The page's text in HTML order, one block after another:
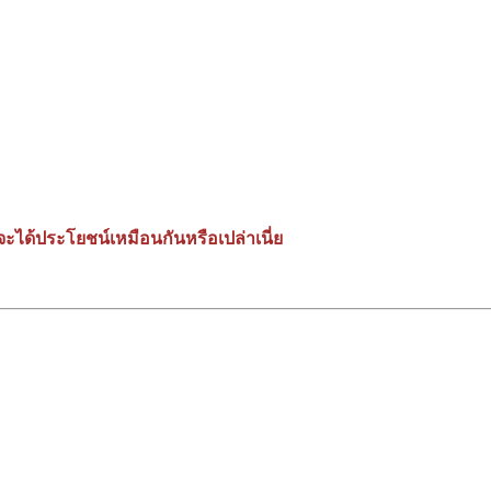
ด้ประโยชน์เหมือนกันหรือเปล่าเนี่ย